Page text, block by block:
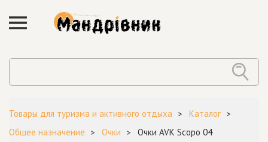
Товары для туризма и активного отдыха
Каталог
Общее назначение
Очки Очки AVK Scopo 04